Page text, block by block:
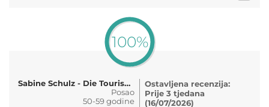
100%
Sabine Schulz - Die Tourismus..
Posao
50-59 godine
Ostavljena recenzija:
Prije 3 tjedana
(16/07/2026)